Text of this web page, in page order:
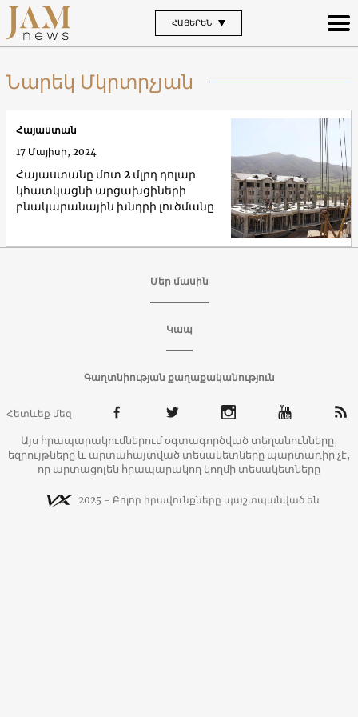
ՀԱՅԵՐԵՆ
Նարեկ Մկրտրչյան
Հայաստանը մոտ 2 մլրդ դոլար
կհատկացնի արցախցիների
բնակարանային խնդրի լուծմանը
Հայաստան
17 Մայիսի, 2024
Մեր մասին
Կապ
Գաղտնիության քաղաքականություն
Հետևեք մեզ
Այս հրապարակումներում օգտագործված տեղանունները,
եզրույթները և արտահայտված տեսակետները պարտադիր չէ,
որ արտացոլեն հրապարակող կողմի տեսակետները
2025 - Բոլոր իրավունքները պաշտպանված են